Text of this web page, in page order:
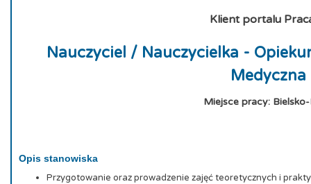
Klient portalu
Nauczyciel / Nauczycielka -
Medyczna
Miejsce pracy: Bielsko-
Opis stanowiska
Przygotowanie oraz prowadzenie zajęć teoretycznych i